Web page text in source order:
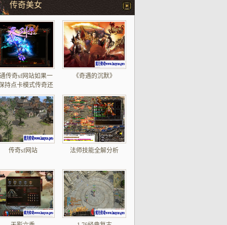
传奇美女
传奇sf网站如果一
持点卡模式传奇还
能发展到今天吗
《奇遇的沉默》
传奇sf网站 法师技能全解分析